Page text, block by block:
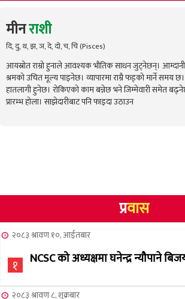
मीनराशी
दि, दु, थ, झ, ञ, दे, दो, च, चि (Pisces)
आयस्रोत राम्रो हुनाले आवश्यक भौतिक साधन जुट्नेछन्।
श्रमको उचित मूल्य पाइनेछ। व्यापारमा राम्रै फड्को मार्ने समय
हातलागी हुनेछ। रोकिएको काम बन्नेछ भने जिम्मेवारी समेत
प्रारम्भ होला। साझेदारीबाट पनि फाइदा उठाउन
प्रवास
२०८३ श्रावण १०, आईतबार
१ NCSC को अध्यक्षमा घनेन्द्र न्यौपाने
२०८३ श्रावण ८, शुक्रबार